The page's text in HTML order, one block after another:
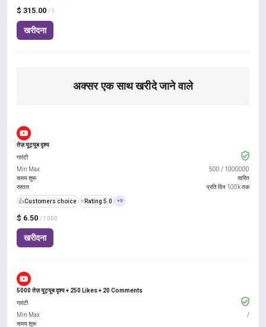
$ 315.00 / 1
खरीदना
अक्सर एक साथ खरीदे जाने वाले
तेज़ यूट्यूब दृश्य
$ 6.50 / 1000
खरीदना
गारंटी
Min Max
500 / 1000000
समय शुरू
त्वरित
रफ़्तार
प्रति दिन 100k तक
👍Customers choice ⭐ Rating 5.0 +3
5000 तेज़ यूट्यूब दृश्य + 250 Likes + 20 Comments
गारंटी
Min Max
/
समय शुरू